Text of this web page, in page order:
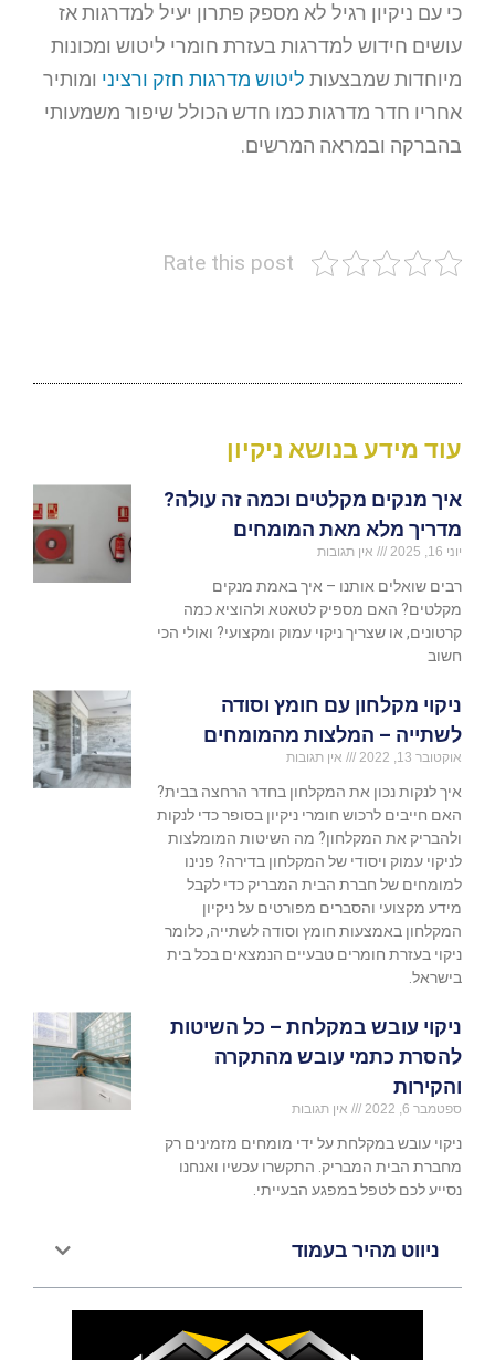
ניווט מהיר בעמוד
כי עם ניקיון רגיל לא מספק פתרון יעיל למדרגות אז
עושים חידוש למדרגות בעזרת חומרי ליטוש ומכונות
מיוחדות שמבצעות ליטוש מדרגות חזק ורציני ומותיר
אחריו חדר מדרגות כמו חדש הכולל שיפור משמעותי
בהברקה ובמראה המרשים.
Rate this post
עוד מידע בנושא ניקיון
איך מנקים מקלטים וכמה זה עולה?
מדריך מלא מאת המומחים
יוני 16, 2025 אין תגובות
רבים שואלים אותנו – איך באמת מנקים
מקלטים? האם מספיק לטאטא ולהוציא כמה
קרטונים, או שצריך ניקוי עמוק ומקצועי? ואולי הכי
חשוב
ניקוי מקלחון עם חומץ וסודה
לשתייה – המלצות מהמומחים
אוקטובר 13, 2022 אין תגובות
איך לנקות נכון את המקלחון בחדר הרחצה בבית?
האם חייבים לרכוש חומרי ניקיון בסופר כדי לנקות
ולהבריק את המקלחון? מה השיטות המומלצות
לניקוי עמוק ויסודי של המקלחון בדירה? פנינו
למומחים של חברת הבית המבריק כדי לקבל
מידע מקצועי והסברים מפורטים על ניקיון
המקלחון באמצעות חומץ וסודה לשתייה, כלומר
ניקוי בעזרת חומרים טבעיים הנמצאים בכל בית
בישראל.
ניקוי עובש במקלחת – כל השיטות
להסרת כתמי עובש מהתקרה
והקירות
ספטמבר 6, 2022 אין תגובות
ניקוי עובש במקלחת על ידי מומחים מזמינים רק
מחברת הבית המבריק. התקשרו עכשיו ואנחנו
נסייע לכם לטפל במפגע הבעייתי.